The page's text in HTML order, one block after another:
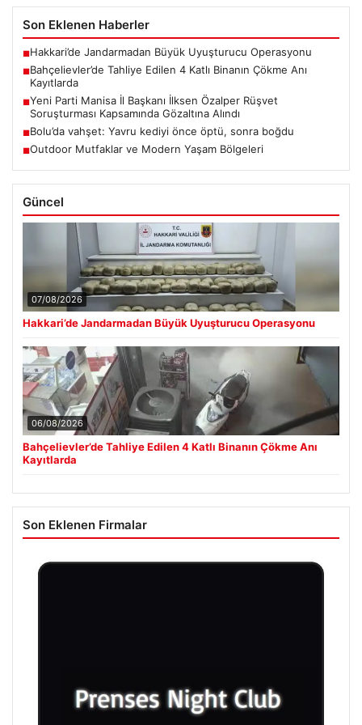
Son Eklenen Haberler
■Hakkari’de Jandarmadan Büyük Uyuşturucu Operasyonu
■Bahçelievler’de Tahliye Edilen 4 Katlı Binanın Çökme Anı
Kayıtlarda
■Yeni Parti Manisa İl Başkanı İlksen Özalper Rüşvet
Soruşturması Kapsamında Gözaltına Alındı
■Bolu’da vahşet: Yavru kediyi önce öptü, sonra boğdu
■Outdoor Mutfaklar ve Modern Yaşam Bölgeleri
Güncel
07/08/2026
Hakkari’de Jandarmadan Büyük Uyuşturucu Operasyonu
06/08/2026
Bahçelievler’de Tahliye Edilen 4 Katlı Binanın Çökme Anı
Kayıtlarda
Son Eklenen Firmalar